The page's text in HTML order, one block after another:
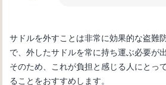
サドルを外すことは非常に効果的な盗難
で、外したサドルを常に持ち運ぶ必要が
そのため、これが負担と感じる人にとっ
ることをおすすめします。